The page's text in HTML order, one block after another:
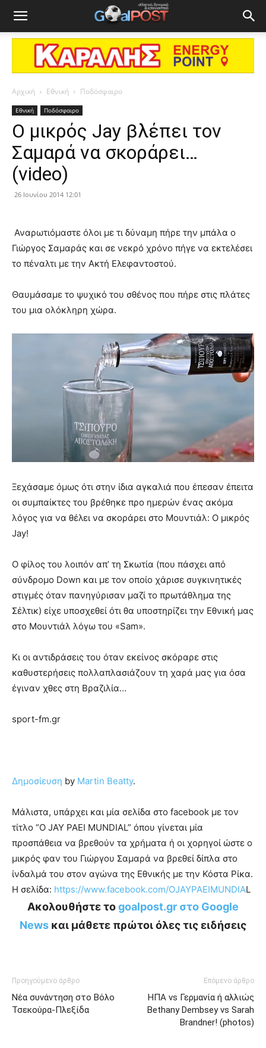
Αρχική Εθνική Ποδόσφαιρο
Εθνική Ποδόσφαιρο
Ο μικρός Jay βλέπει τον
Σαμαρά να σκοράρει…
(video)
26 Ιουνίου 2014 12:01
Αναρωτιόμαστε όλοι με τι δύναμη πήρε την μπάλα ο
Γιώργος Σαμαράς και σε νεκρό χρόνο πήγε να εκτελέσει
το πέναλτι με την Ακτή Ελεφαντοστού.
Θαυμάσαμε το ψυχικό του σθένος που πήρε στις πλάτες
του μια ολόκληρη χώρα.
Ξεχάσαμε όμως ότι στην ίδια αγκαλιά που έπεσαν έπειτα
οι συμπαίκτες του βρέθηκε προ ημερών ένας ακόμα
λόγος για να θέλει να σκοράρει στο Μουντιάλ: Ο μικρός
Jay!
Ο φίλος του λοιπόν απ’ τη Σκωτία (που πάσχει από
σύνδρομο Down και με τον οποίο χάρισε συγκινητικές
στιγμές όταν πανηγύρισαν μαζί το πρωτάθλημα της
Σέλτικ) είχε υποσχεθεί ότι θα υποστηρίζει την Εθνική μας
στο Μουντιάλ λόγω του «Sam».
Κι οι αντιδράσεις του όταν εκείνος σκόραρε στις
καθυστερήσεις πολλαπλασιάζουν τη χαρά μας για όσα
έγιναν χθες στη Βραζιλία…
sport-fm.gr
Δημοσίευση by Martin Beatty.
Μάλιστα, υπάρχει και μία σελίδα στο facebook με τον
τίτλο “O JAY PAEI MUNDIAL” όπου γίνεται μία
προσπάθεια να βρεθούν τα χρήματα ή οι χορηγοί ώστε ο
μικρός φαν του Γιώργου Σαμαρά να βρεθεί δίπλα στο
ίνδαλμά του στον αγώνα της Εθνικής με την Κόστα Ρίκα.
Η σελίδα: https://www.facebook.com/OJAYPAEIMUNDIAL
Ακολουθήστε τοgoalpost.gr στο Google
News και μάθετε πρώτοι όλες τις ειδήσεις
Προηγούμενο άρθρο
Νέα συνάντηση στο Βόλο
Τσεκούρα-Πλεξίδα
Επόμενο άρθρο
ΗΠΑ vs Γερμανία ή αλλιώς
Bethany Dembsey vs Sarah
Brandner! (photos)